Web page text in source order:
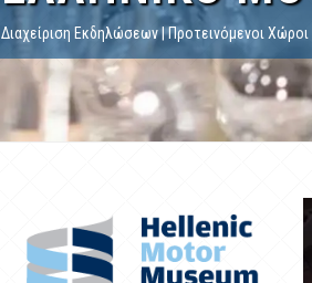
Διαχείριση Εκδηλώσεων | Προτεινόμενοι Χώροι